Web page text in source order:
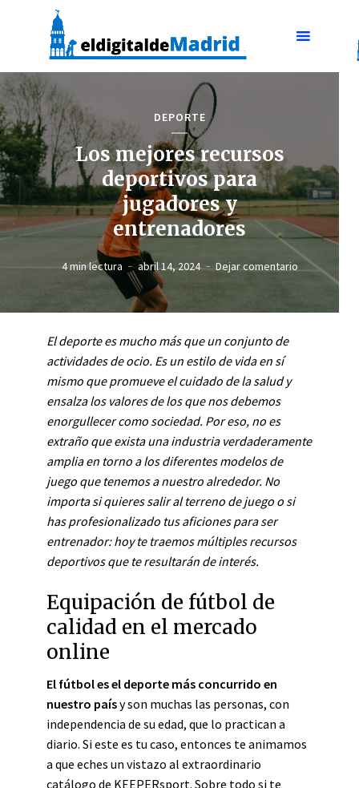
DEPORTE
Los mejores recursos
deportivos para
jugadores y
entrenadores
4 min lectura abril 14, 2024 Dejar comentario
El deporte es mucho más que un conjunto de
actividades de ocio. Es un estilo de vida en sí
mismo que promueve el cuidado de la salud y
ensalza los valores de los que nos debemos
enorgullecer como sociedad. Por eso, no es
extraño que exista una industria verdaderamente
amplia en torno a los diferentes modelos de
juego que tenemos a nuestro alrededor. No
importa si quieres salir al terreno de juego o si
has profesionalizado tus aficiones para ser
entrenador: hoy te traemos múltiples recursos
deportivos que te resultarán de interés.
Equipación de fútbol de
calidad en el mercado
online
El fútbol es el deporte más concurrido en
nuestro paísy son muchas las personas, con
independencia de su edad, que lo practican a
diario. Si este es tu caso, entonces te animamos
a que eches un vistazo al extraordinario
catálogo de KEEPERsport. Sobre todo si te